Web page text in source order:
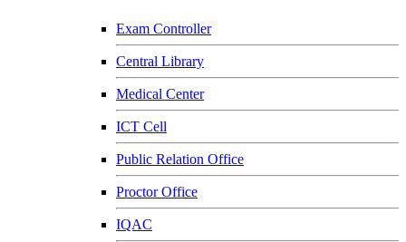
Exam Controller
Central Library
Medical Center
ICT Cell
Public Relation Office
Proctor Office
IQAC